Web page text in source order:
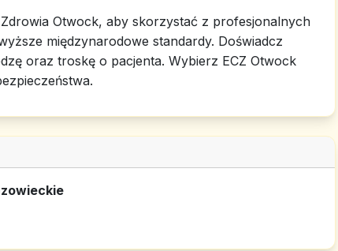
Otwock, aby skorzystać z profesjonalnych
międzynarodowe standardy. Doświadcz
oraz troskę o pacjenta. Wybierz ECZ Otwock